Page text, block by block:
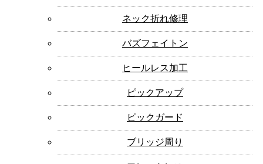
ネック折れ修理
バズフェイトン
ヒールレス加工
ピックアップ
ピックガード
ブリッジ周り